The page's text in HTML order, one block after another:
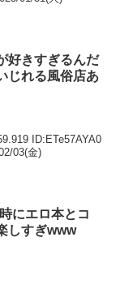
好きすぎるんだ
じれる風俗店あ
にエロ本とコ
しすぎwww